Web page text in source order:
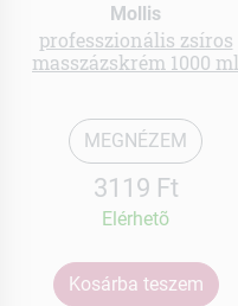
Mollis
professzionális zsíros
masszázskrém 1000 ml
MEGNÉZEM
3119 Ft
Elérhetõ
Kosárba teszem